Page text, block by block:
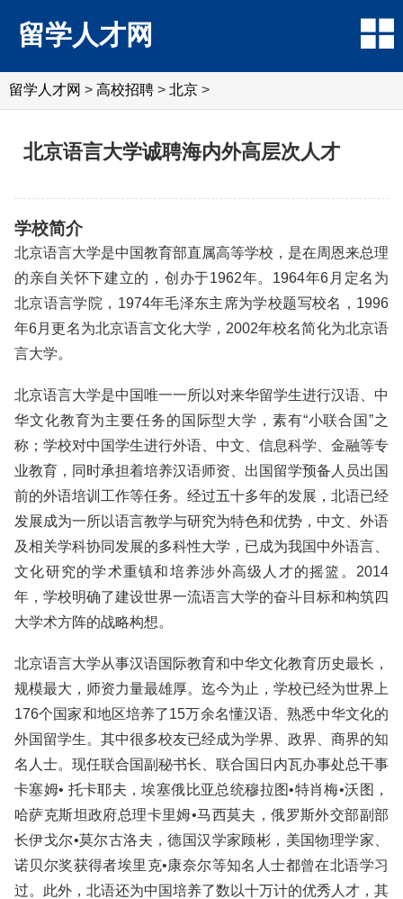
留学人才网
留学人才网 > 高校招聘 > 北京 >
北京语言大学诚聘海内外高层次人才
学校简介
北京语言大学是中国教育部直属高等学校，是在周恩来总理
的亲自关怀下建立的，创办于1962年。1964年6月定名为
北京语言学院，1974年毛泽东主席为学校题写校名，1996
年6月更名为北京语言文化大学，2002年校名简化为北京语
言大学。
北京语言大学是中国唯一一所以对来华留学生进行汉语、中
华文化教育为主要任务的国际型大学，素有“小联合国”之
称；学校对中国学生进行外语、中文、信息科学、金融等专
业教育，同时承担着培养汉语师资、出国留学预备人员出国
前的外语培训工作等任务。经过五十多年的发展，北语已经
发展成为一所以语言教学与研究为特色和优势，中文、外语
及相关学科协同发展的多科性大学，已成为我国中外语言、
文化研究的学术重镇和培养涉外高级人才的摇篮。2014
年，学校明确了建设世界一流语言大学的奋斗目标和构筑四
大学术方阵的战略构想。
北京语言大学从事汉语国际教育和中华文化教育历史最长，
规模最大，师资力量最雄厚。迄今为止，学校已经为世界上
176个国家和地区培养了15万余名懂汉语、熟悉中华文化的
外国留学生。其中很多校友已经成为学界、政界、商界的知
名人士。现任联合国副秘书长、联合国日内瓦办事处总干事
卡塞姆• 托卡耶夫，埃塞俄比亚总统穆拉图•特肖梅•沃图，
哈萨克斯坦政府总理卡里姆•马西莫夫，俄罗斯外交部副部
长伊戈尔•莫尔古洛夫，德国汉学家顾彬，美国物理学家、
诺贝尔奖获得者埃里克•康奈尔等知名人士都曾在北语学习
过。此外，北语还为中国培养了数以十万计的优秀人才，其